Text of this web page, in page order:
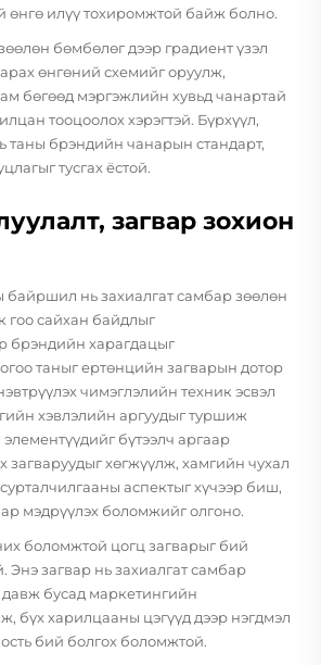
өнгө илүү тохиромжтой байж болно.
бөмбөлөг дээр градиент үзэл
өнгөний схемийг оруулж,
бөгөөд мэргэжлийн хувьд чанартай
тооцоолох хэрэгтэй. Бүрхүүл,
таны брэндийн чанарын стандарт,
тусгах ёстой.
загвар зохион
байршил нь захиалгат самбар зөөлөн
гоо сайхан байдлыг
брэндийн харагдацыг
таныг ертөнцийн загварын дотор
чимэглэлийн техник эсвэл
хэвлэлийн аргуудыг туршиж
бүтээлч аргаар
загваруудыг хөгжүүлж, хамгийн чухал
аспектыг хүчээр биш,
мэдрүүлэх боломжийг олгоно.
боломжтой цогц загварыг бий
Энэ загвар нь захиалгат самбар
бусад маркетингийн
бүх харилцааны цэгүүд дээр нэгдмэл
бий болгох боломжтой.